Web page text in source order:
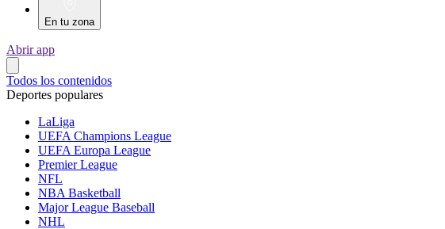
En tu zona
Abrir app
Todos los contenidos
Deportes populares
LaLiga
UEFA Champions League
UEFA Europa League
Premier League
NFL
NBA Basketball
Major League Baseball
NHL